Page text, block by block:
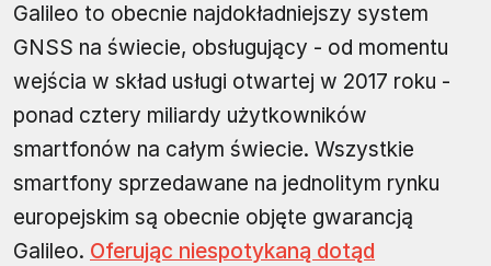
Galileo to obecnie najdokładniejszy system
GNSS na świecie, obsługujący - od momentu
wejścia w skład usługi otwartej w 2017 roku -
ponad cztery miliardy użytkowników
smartfonów na całym świecie. Wszystkie
smartfony sprzedawane na jednolitym rynku
europejskim są obecnie objęte gwarancją
Galileo. Oferując niespotykaną dotąd